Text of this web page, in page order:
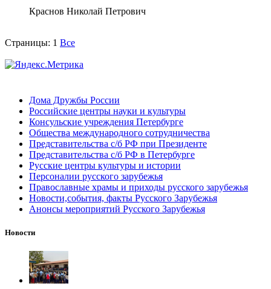
Краснов Николай Петрович
Страницы: 1 Все
Дома Дружбы России
Российские центры науки и культуры
Консульские учреждения Петербурге
Общества международного сотрудничества
Представительства с/б РФ при Президенте
Представительства с/б РФ в Петербурге
Русские центры культуры и истории
Персоналии русского зарубежья
Православные храмы и приходы русского зарубежья
Новости,события, факты Русского Зарубежья
Анонсы мероприятий Русского Зарубежья
Новости